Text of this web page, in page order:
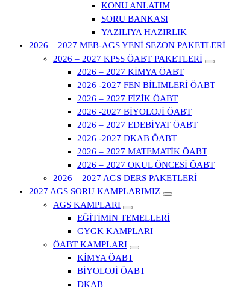
KONU ANLATIM
SORU BANKASI
YAZILIYA HAZIRLIK
2026 – 2027 MEB-AGS YENİ SEZON PAKETLERİ
2026 – 2027 KPSS ÖABT PAKETLERİ
2026 – 2027 KİMYA ÖABT
2026 -2027 FEN BİLİMLERİ ÖABT
2026 – 2027 FİZİK ÖABT
2026 -2027 BİYOLOJİ ÖABT
2026 – 2027 EDEBİYAT ÖABT
2026 -2027 DKAB ÖABT
2026 – 2027 MATEMATİK ÖABT
2026 – 2027 OKUL ÖNCESİ ÖABT
2026 – 2027 AGS DERS PAKETLERİ
2027 AGS SORU KAMPLARIMIZ
AGS KAMPLARI
EĞİTİMİN TEMELLERİ
GYGK KAMPLARI
ÖABT KAMPLARI
KİMYA ÖABT
BİYOLOJİ ÖABT
DKAB